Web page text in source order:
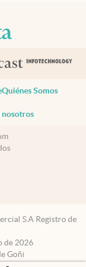
pestaña
nueva pestaña
en nueva pestaña
Quiénes Somos
nosotros
S.A Registro de
de 2026
Goñi